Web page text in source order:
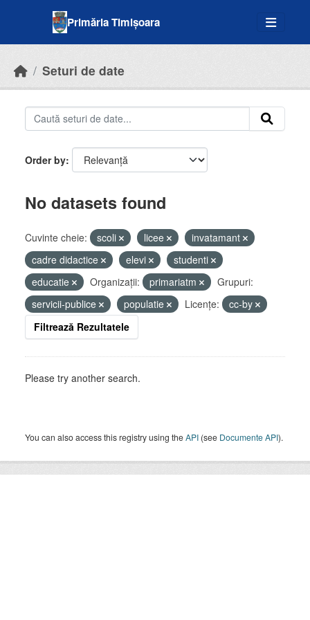
Primăria Timișoara
Seturi de date
Order by
No datasets found
Cuvinte cheie: scoli licee
invatamant
cadre didactice
elevi
studenti
educatie
Organizații: primariatm
Grupuri:
servicii-publice
populatie Licenţe:
cc-by
Filtrează Rezultatele
Please try another search.
You can also access this registry using theAPI (see Documente API).